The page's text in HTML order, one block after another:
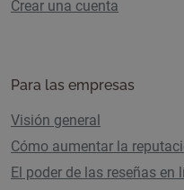
Crear una cuenta
Para las empresas
Visión general
Cómo aumentar la
El poder de las reseñas en